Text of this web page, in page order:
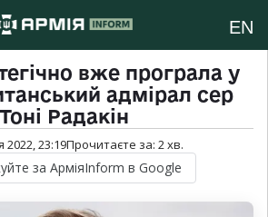
EN
вже програла у
адмірал сер
Тоні Радакін
2022, 23:19Прочитаєте за: 2хв.
за АрміяInform в Google